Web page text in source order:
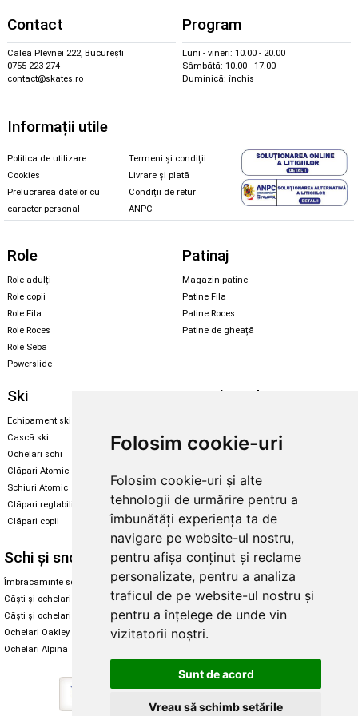
Folosim cookie-uri
Folosim cookie-uri și alte
tehnologii de urmărire pentru a
îmbunătăți experiența ta de
navigare pe website-ul nostru,
pentru afișa conținut și reclame
personalizate, pentru a analiza
traficul de pe website-ul nostru și
pentru a înțelege de unde vin
vizitatorii noștri.
Sunt de acord
Vreau să schimb setările
Contact
Calea Plevnei 222, București
0755 223 274
contact@skates.ro
Program
Luni - vineri: 10.00 - 20.00
Sâmbătă: 10.00 - 17.00
Duminică: închis
Informații utile
Politica de utilizare
Cookies
Prelucrarea datelor cu
caracter personal
Termeni și condiții
Livrare și plată
Condiții de retur
ANPC
Role
Role adulți
Role copii
Role Fila
Role Roces
Role Seba
Powerslide
Patinaj
Magazin patine
Patine Fila
Patine Roces
Patine de gheață
Ski
Echipament ski
Cască ski
Ochelari schi
Clăpari Atomic
Schiuri Atomic
Clăpari reglabili
Clăpari copii
Snowboard
Echipament snowboard
Legături Rome SDS
Skate & longboard
Enuff Skateboards
Schi și snowboard
Îmbrăcăminte schi și snowboard
Căști și ochelari de iarnă
Căști și ochelari Alpina
Ochelari Oakley
Ochelari Alpina
Diverse
Cum aleg rolele
Cum aleg ochelarii
Ochelari de soare Oakley
Ochelari de soare Alpina